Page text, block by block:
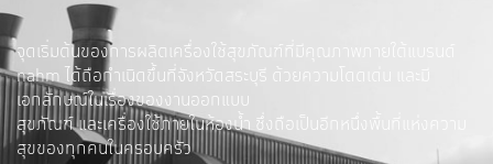
จุดเริ่มต้นของการผลิตเครื่องใช้สุขภัณฑ์ ที่มีคุณภาพภายใต้แบรนด์
nahm ได้ถือกำเนิดขึ้นที่จังหวัดสระบุรี ด้วยความโดดเด่น และมี
เอกลักษณ์ในเรื่องของงานออกแบบ
สุขภัณฑ์ และเครื่องใช้ภายในห้องน้ำ ซึ่งถือเป็นอีกหนึ่งพื้นที่แห่งความ
สุขของทุกคนในครอบครัว